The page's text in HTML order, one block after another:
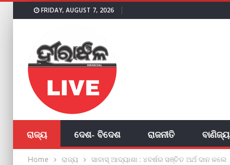
FRIDAY, AUGUST 7, 2026
ରାଜ୍ୟ ଦେଶ- ବିଦେଶ ରାଜନୀତି ବାଣିଜ୍ୟ
Home ରାଜ୍ୟ ସାବାସ୍ ଆଦ୍ୟାଶା : ୪ବର୍ଷର ସଞ୍ଚିତ ଅର୍ଥ ଦାନ କଲେ